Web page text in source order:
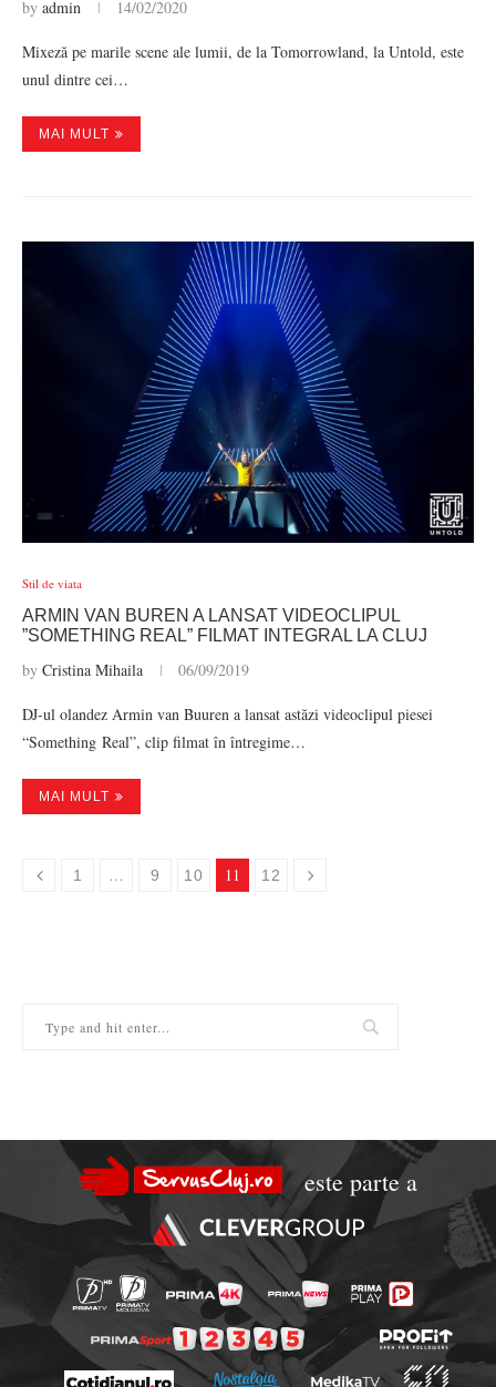
by admin 14/02/2020
Mixeză pe marile scene ale lumii, de la Tomorrowland, la Untold, este
unul dintre cei…
MAI MULT
Stil de viata
ARMIN VAN BUREN A LANSAT VIDEOCLIPUL
”SOMETHING REAL” FILMAT INTEGRAL LA CLUJ
by Cristina Mihaila 06/09/2019
DJ-ul olandez Armin van Buuren a lansat astăzi videoclipul piesei
“Something Real”, clip filmat în întregime…
MAI MULT
1 … 9 10 11 12
este parte a